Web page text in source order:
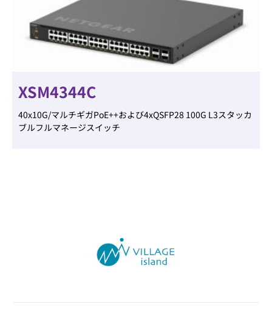
XSM4344C
40x10G/マルチギガPoE++および4xQSFP28 100G L3スタッカ
ブルフルマネージスイッチ